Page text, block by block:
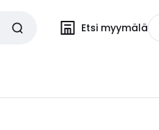
Etsi myymälä